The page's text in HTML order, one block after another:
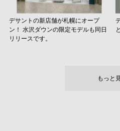
デサントの新店舗が札幌にオープ
ン！ 水沢ダウンの限定モデルも同日
リリースです。
もっと